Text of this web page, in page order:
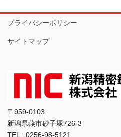
プライバシーポリシー
サイトマップ
〒959-0103
新潟県燕市砂子塚726-3
TEL : 0256-98-5121